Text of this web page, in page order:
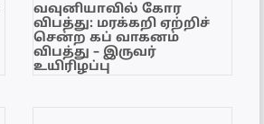
வவுனியாவில் கோர
விபத்து: மரக்கறி ஏற்றிச்
சென்ற கப் வாகனம்
விபத்து – இருவர்
உயிரிழப்பு